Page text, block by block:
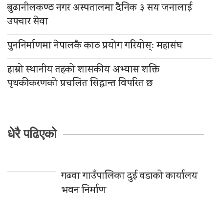
बुढानीलकण्ठ नगर अस्पतालमा दैनिक ३ सय जनालाई
उपचार सेवा
पुननिर्माणमा नेपालकै काठ प्रयोग गरियोस्ः महासंघ
हाम्रो स्थानीय तहको शासकीय अभ्यास शक्ति
पृथकीकरणको प्रचलित सिद्धान्त विपरित छ
धेरै पढिएको
गढवा गाउँपालिका दुई वडाको कार्यालय
भवन निर्माण